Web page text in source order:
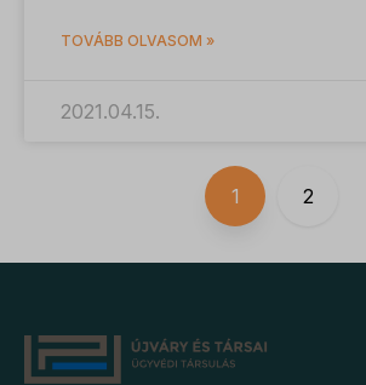
TOVÁBB OLVASOM »
2021.04.15.
1 2